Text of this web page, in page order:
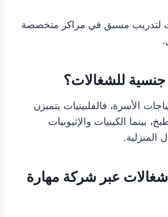
لتدريب مسبق في مراكز متخصصة
للشغالات؟
الأسرة، فالفلبينيات يتميزن
بينما الكينيات والإثيوبيات
المنزلية.
عبر شركة مهارة